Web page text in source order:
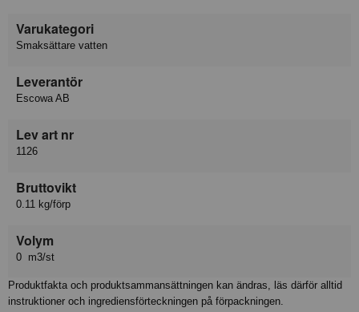
Varukategori
Smaksättare vatten
Leverantör
Escowa AB
Lev art nr
1126
Bruttovikt
0.11 kg/förp
Volym
0 m3/st
Produktfakta och produktsammansättningen kan ändras, läs därför alltid
instruktioner och ingrediensförteckningen på förpackningen.